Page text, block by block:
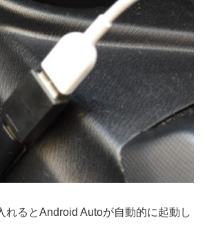
れるとAndroid Autoが自動的に起動し